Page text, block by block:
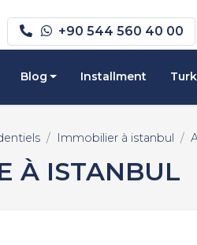
+90 544 560 40 00
Blog Installment
Immobilier à istanbul
À ISTANBUL